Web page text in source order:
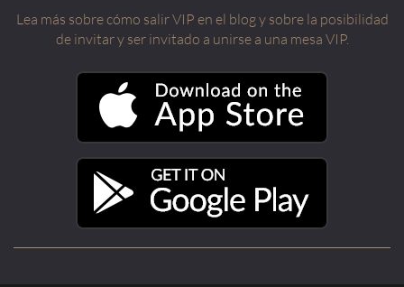
Lea más sobre cómo salir VIP en el blog y sobre la posibilidad
de invitar y ser invitado a unirse a una mesa VIP.